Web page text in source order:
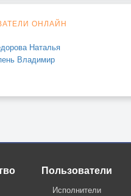
ОНЛАЙН
Наталья
Владимир
Пользователи
Исполнители